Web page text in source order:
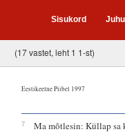
Sisukord
(17 vastet, leht 1 1-st)
Eestikeelne Piibel 1997
7
Ma mõtlesin: Küllap sa